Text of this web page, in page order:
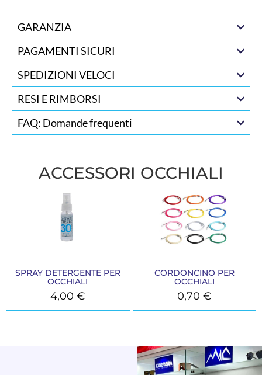
GARANZIA
PAGAMENTI SICURI
SPEDIZIONI VELOCI
RESI E RIMBORSI
FAQ: Domande frequenti
ACCESSORI OCCHIALI
SPRAY DETERGENTE PER
OCCHIALI
4,00€
CORDONCINO PER
OCCHIALI
0,70€